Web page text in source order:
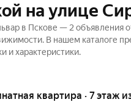
на улице
в Пскове — 2 объявления
В нашем каталоге
и характеристики.
квартира · 7 этаж